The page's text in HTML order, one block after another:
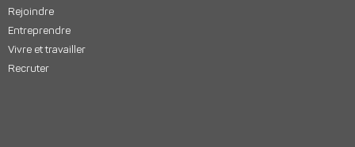
Rejoindre
Entreprendre
Vivre et travailler
Recruter